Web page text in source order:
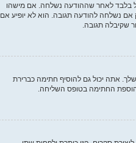
בלבד לאחר שההודעה נשלחה. אם מישהו
נשלחה להודעה תגובה. הוא לא יופיע אם
שקיבלה תגובה.
אתה יכול גם להוסיף חתימה כברירת
החתימה בטופס השליחה.